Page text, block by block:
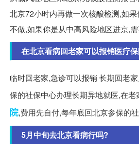
北京72小时内再做一次核酸检测,如
不做,如果你是从中高风险地区进京,需
在北京看病回老家可以报销医疗
临时回老家,急诊可以报销 长期回老
保的社保中心办理长期异地就医,在
院,费用先自付,每年底回北京参保的社
5月中旬去北京看病行吗?